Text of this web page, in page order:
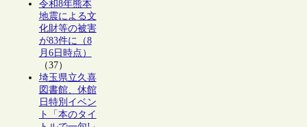
令和8年熊本
地震による文
化財等の被害
が83件に（8
月6日時点）
（37）
埼玉県立久喜
図書館、休館
日特別イベン
ト「本のタイ